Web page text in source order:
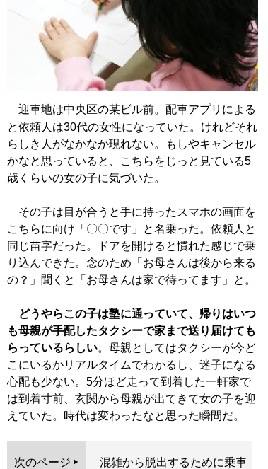
迎車地は中央区の某ビル前。配車アプリによる
と依頼人は30代の女性になっていた。けれどそれ
らしき人がなかなか現れない。もしやキャンセル
かなと思っていると、こちらをじっと見ている5
歳くらいの女の子に気づいた。
その子は目が合うと手に持ったスマホの画面を
こちらに向け「〇〇です」と名乗った。依頼人と
同じ苗字だった。ドアを開けると慣れた感じで乗
り込んできた。念のため「お母さんは後から来る
の？」聞くと「お母さんは家で待ってます」と。
どうやらこの子は塾に通っていて、帰りはいつ
も母親が手配したタクシーで家まで送り届けても
らっているらしい。母親としてはタクシーが今ど
こにいるかリアルタイムでわかるし、迷子になる
心配も少ない。5分ほど走って到着した一軒家で
は到着寸前、玄関から母親が出てきて女の子を迎
えていた。時代は変わったなと思った瞬間だ。
次のページ 混雑から脱出するために乗車